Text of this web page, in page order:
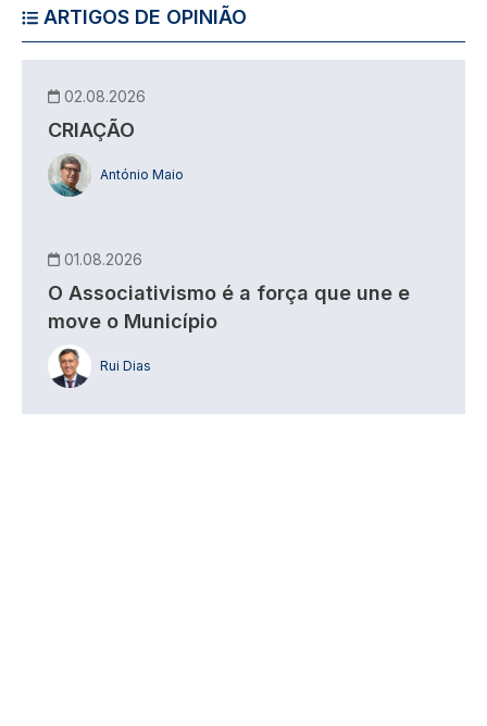
ARTIGOS DE OPINIÃO
02.08.2026
CRIAÇÃO
António Maio
01.08.2026
O Associativismo é a força que une e
move o Município
Rui Dias